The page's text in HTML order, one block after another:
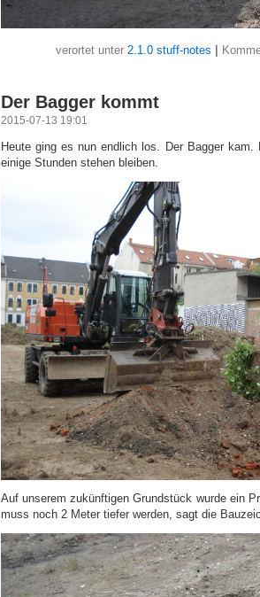
verortet unter 2.1.0 stuff-notes |
Der Bagger kommt
2015-07-13 19:01
Heute ging es nun endlich los. Der Bagger kam.
einige Stunden stehen bleiben.
Auf unserem zukünftigen Grundstück wurde ein
muss noch 2 Meter tiefer werden, sagt die